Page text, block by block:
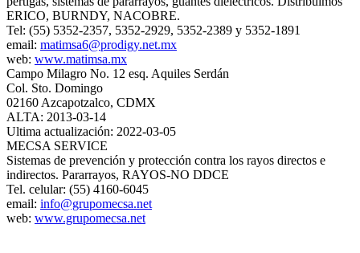
ERICO, BURNDY, NACOBRE.
Tel: (55) 5352-2357, 5352-2929, 5352-2389 y 5352-1891
email: matimsa6@prodigy.net.mx
web: www.matimsa.mx
Campo Milagro No. 12 esq. Aquiles Serdán
Col. Sto. Domingo
02160 Azcapotzalco, CDMX
ALTA: 2013-03-14
Ultima actualización: 2022-03-05
MECSA SERVICE
Sistemas de prevención y protección contra los rayos directos e
indirectos. Pararrayos, RAYOS‐NO DDCE
Tel. celular: (55) 4160-6045
email: info@grupomecsa.net
web: www.grupomecsa.net